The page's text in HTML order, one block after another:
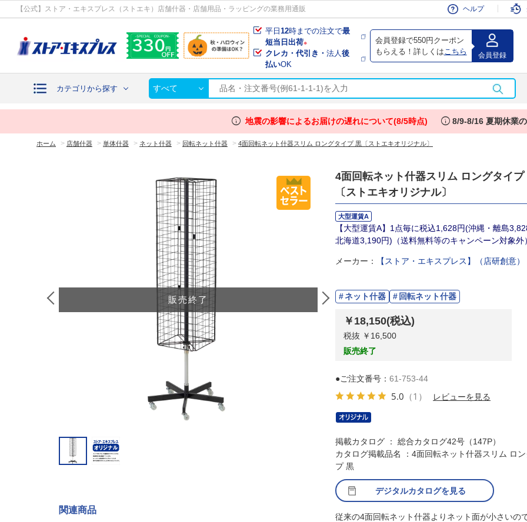
【公式】ストア・エキスプレス（ストエキ）店舗什器・店舗用品・ラッピングの業務用通販 ヘルプ
平日12時までの注文で最
短当日出荷※
クレカ・代引き・法人後
払いOK
会員登録で550円クーポン
もらえる！詳しくは こちら 会員登録
カテゴリから探す すべて
会員
info 地震の影響によるお届けの遅れについて(8/5時点) info 8/9-8/16 夏期休業
ホーム > 店舗什器 > 単体什器 > ネット什器 > 回転ネット什器 > 4面回転ネット什器スリム ロングタイプ 黒〔ストエキオリジナル〕
販売終了
関連商品
4面回転ネット什器スリム ロングタイプ
〔ストエキオリジナル〕
大型運賃A
【大型運賃A】1点毎に税込1,628円(沖縄・離島
北海道3,190円)（送料無料等のキャンペーン対象外
メーカー： 【ストア・エキスプレス】（店研創意）
ネット什器 回転ネット什器
￥18,150(税込)
税抜 ￥16,500
販売終了
●ご注文番号： 61-753-44
5.0 （1） レビューを見る
掲載カタログ ： 総合カタログ42号（147P）
デジタルカタログを見る
カタログ掲載品名 ：4面回転ネット什器スリム ロ
プ 黒
従来の4面回転ネット什器よりネット面が小さいの